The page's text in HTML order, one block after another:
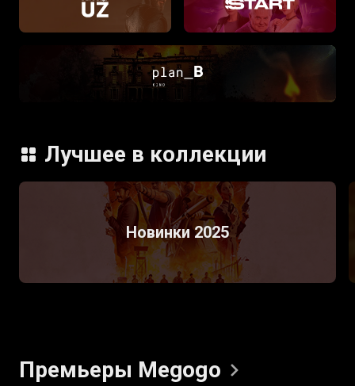
Лучшее в коллекции
Новинки 2025
Премьеры Megogo